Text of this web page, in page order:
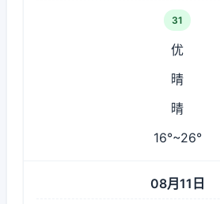
31
优
晴
晴
16°~26°
08月11日